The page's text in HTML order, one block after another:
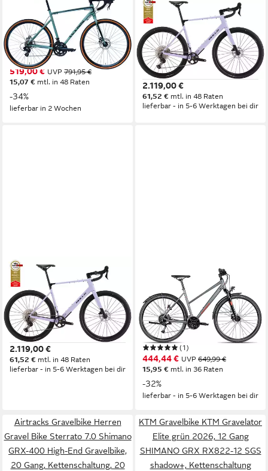
Gravelbike GRL3.0
56 cm Rahmenhöhe
14 Gänge
120 kg Zul. Gesamtgewicht
519,00 € UVP 791,95 €
15,07 € mtl. in 48 Raten
-34%
lieferbar in 2 Wochen
BULLS
Gravelbike Bulls Machete RX
1 lila 2026
54 cm Rahmenhöhe
12 Gänge
125 kg Zul. Gesamtgewicht
2.119,00 €
61,52 € mtl. in 48 Raten
lieferbar - in 5-6 Werktagen bei dir
BULLS
Gravelbike Bulls Machete RX
1 lila 2026
54 cm Rahmenhöhe
12 Gänge
125 kg Zul. Gesamtgewicht
2.119,00 €
61,52 € mtl. in 48 Raten
lieferbar - in 5-6 Werktagen bei dir
Crossrad VERIS STREET
Trapez
52 cm Rahmenhöhe
27 Gänge
120 kg Zul. Gesamtgewicht
(1)
444,44 € UVP 649,99 €
15,95 € mtl. in 36 Raten
-32%
lieferbar - in 5-6 Werktagen bei dir
Airtracks Gravelbike Herren
Gravel Bike Sterrato 7.0 Shimano
GRX-400 High-End Gravelbike,
20 Gang, Kettenschaltung, 20
KTM Gravelbike KTM Gravelator
Elite grün 2026, 12 Gang
SHIMANO GRX RX822-12 SGS
shadow+, Kettenschaltung